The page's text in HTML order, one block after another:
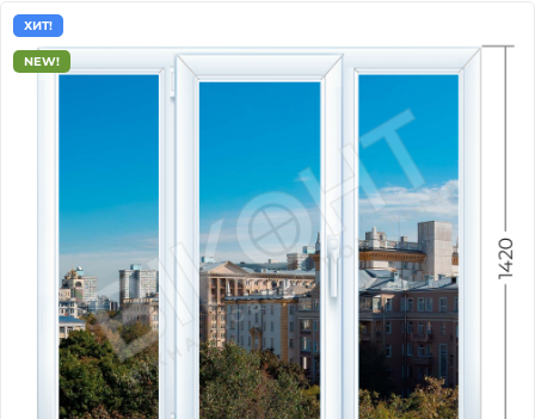
ХИТ!
NEW!